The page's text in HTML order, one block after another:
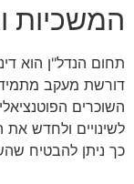
המשכיות
תחום הנדל"ן הוא
דורשת מעקב
השוכרים
לשינויים ולחדש
כך ניתן להבטיח